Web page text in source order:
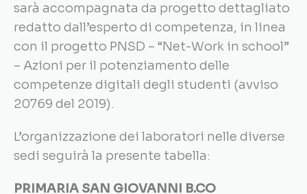
sarà accompagnata da progetto dettagliato
redatto dall’esperto di competenza, in linea
con il progetto PNSD – “Net-Work in school”
– Azioni per il potenziamento delle
competenze digitali degli studenti (avviso
20769 del 2019).
L’organizzazione dei laboratori nelle diverse
sedi seguirà la presente tabella:
PRIMARIA SAN GIOVANNI B.CO